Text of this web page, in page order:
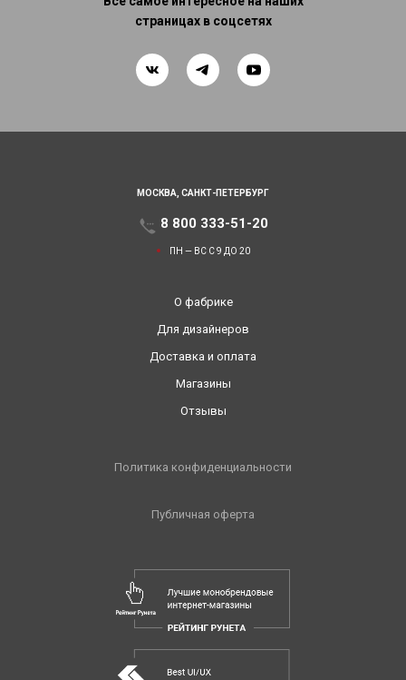
страницах в соцсетях
МОСКВА, САНКТ-ПЕТЕРБУРГ
8 800 333-51-20
ПН — ВС С 9 ДО 20
О фабрике
Для дизайнеров
Доставка и оплата
Магазины
Отзывы
Политика конфиденциальности
Публичная оферта